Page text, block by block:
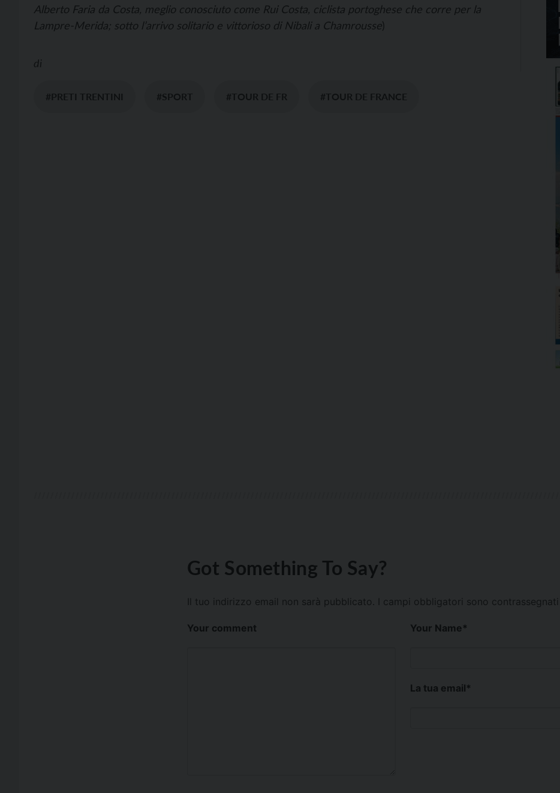
Alberto Faria da Costa, meglio conosciuto come Rui Costa, ciclista portoghese che corre per la
Lampre-Merida; sotto l’arrivo solitario e vittorioso di Nibali a Chamrousse)
di
#PRETI TRENTINI #SPORT #TOUR DE FR #TOUR DE FRANCE
Got Something To Say?
Il tuo indirizzo email non sarà pubblicato. I campi obbligatori sono contrassegnati
Your comment Your Name*
La tua email*